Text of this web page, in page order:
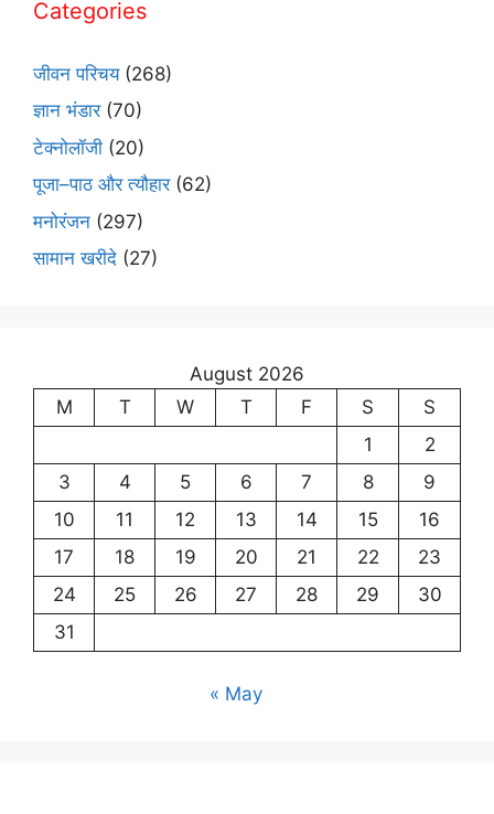
Categories
जीवन परिचय(268)
ज्ञान भंडार(70)
टेक्नोलॉजी (20)
पूजा–पाठ और त्यौहार(62)
मनोरंजन (297)
सामान खरीदे (27)
August 2026
M
T W T F S
S
1
2
3
4 5 6 7 8
9
10
11 12 13 14 15
16
17
18 19 20 21 22
23
24
25 26 27 28 29
30
31
« May